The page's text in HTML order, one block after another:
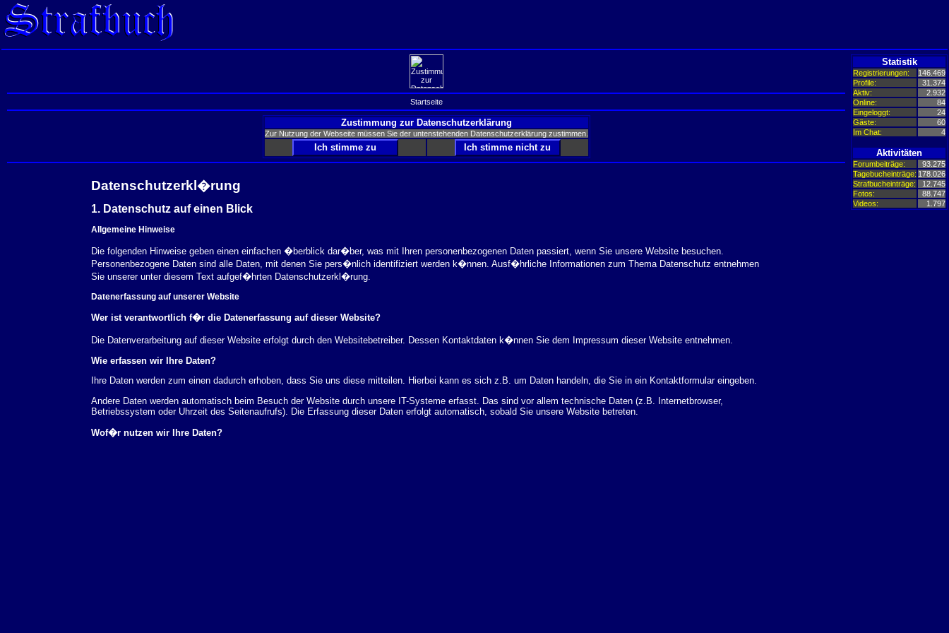
Startseite
Zustimmung zur Datenschutzerklärung
Zur Nutzung der Webseite müssen Sie der untenstehenden Datenschutzerklärung zustimmen.
Datenschutzerkl�rung
1. Datenschutz auf einen Blick
Allgemeine Hinweise
Die folgenden Hinweise geben einen einfachen �berblick dar�ber, was mit Ihren personenbezogenen Daten passiert, wenn Sie unsere Website besuchen.
Personenbezogene Daten sind alle Daten, mit denen Sie pers�nlich identifiziert werden k�nnen. Ausf�hrliche Informationen zum Thema Datenschutz entnehmen
Sie unserer unter diesem Text aufgef�hrten Datenschutzerkl�rung.
Datenerfassung auf unserer Website
Wer ist verantwortlich f�r die Datenerfassung auf dieser Website?
Die Datenverarbeitung auf dieser Website erfolgt durch den Websitebetreiber. Dessen Kontaktdaten k�nnen Sie dem Impressum dieser Website entnehmen.
Wie erfassen wir Ihre Daten?
Ihre Daten werden zum einen dadurch erhoben, dass Sie uns diese mitteilen. Hierbei kann es sich z.B. um Daten handeln, die Sie in ein Kontaktformular eingeben.
Andere Daten werden automatisch beim Besuch der Website durch unsere IT-Systeme erfasst. Das sind vor allem technische Daten (z.B. Internetbrowser,
Betriebssystem oder Uhrzeit des Seitenaufrufs). Die Erfassung dieser Daten erfolgt automatisch, sobald Sie unsere Website betreten.
Wof�r nutzen wir Ihre Daten?
Statistik
Registrierungen:
146.469
Profile:
31.374
Aktiv:
2.932
Online:
84
Eingeloggt:
24
Gäste:
60
Im Chat:
4
Aktivitäten
Forumbeiträge:
93.275
Tagebucheinträge: 178.026
Strafbucheinträge:
12.745
Fotos:
88.747
Videos:
1.797